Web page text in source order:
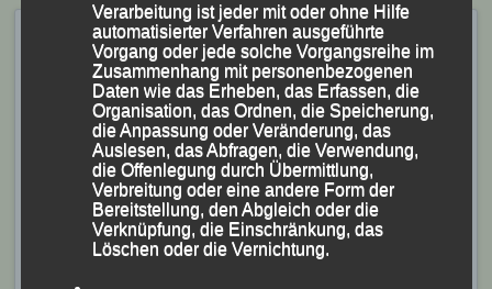
„3. DJK-Crosslauf“ mit
Rekordbeteiligung! –
Passau, 21.10.2024
Veröffentlicht am21. Oktober 2024vonlgpassau
Thingplatz wurde zum „Cross-
Eldorado“- mit Bezirks- und
Kreismeisterschaften
Verarbeitung ist jeder mit oder ohne Hilfe
automatisierter Verfahren ausgeführte
Vorgang oder jede solche Vorgangsreihe im
Zusammenhang mit personenbezogenen
Daten wie das Erheben, das Erfassen, die
Organisation, das Ordnen, die Speicherung,
die Anpassung oder Veränderung, das
Auslesen, das Abfragen, die Verwendung,
die Offenlegung durch Übermittlung,
Verbreitung oder eine andere Form der
Bereitstellung, den Abgleich oder die
Verknüpfung, die Einschränkung, das
Löschen oder die Vernichtung.